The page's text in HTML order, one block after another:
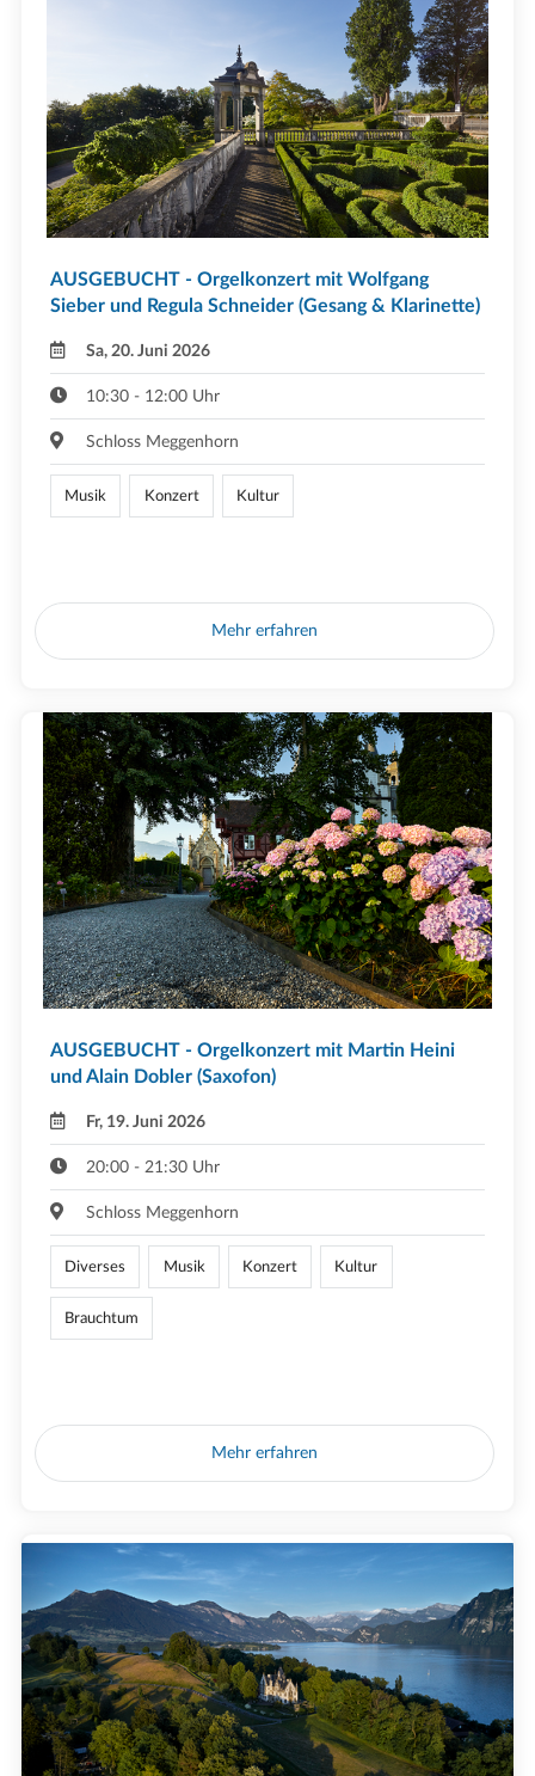
AUSGEBUCHT - Orgelkonzert mit Wolfgang
Sieber und Regula Schneider (Gesang & Klarinette)
Sa, 20. Juni 2026
10:30 - 12:00 Uhr
Schloss Meggenhorn
Musik Konzert Kultur
Mehr erfahren
AUSGEBUCHT - Orgelkonzert mit Martin Heini
und Alain Dobler (Saxofon)
Fr, 19. Juni 2026
20:00 - 21:30 Uhr
Schloss Meggenhorn
Diverses Musik Konzert Kultur
Brauchtum
Mehr erfahren